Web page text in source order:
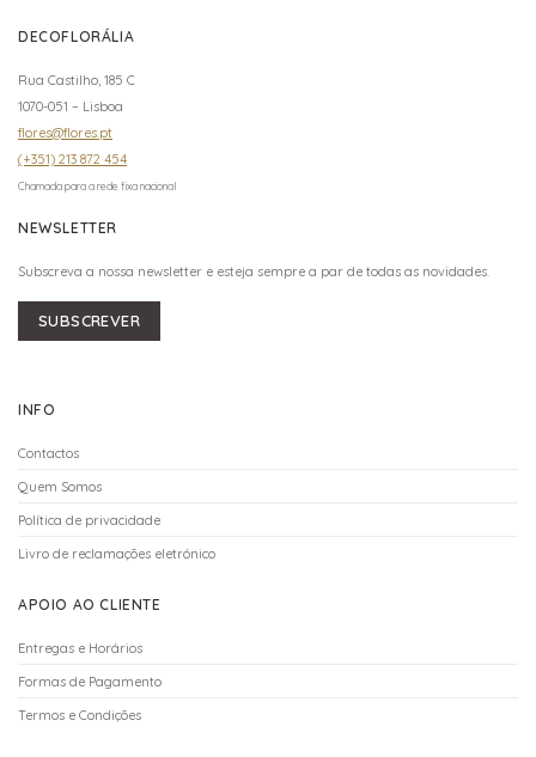
DECOFLORÁLIA
Rua Castilho, 185 C
1070-051 – Lisboa
flores@flores.pt
(+351) 213 872 454
Chamada para a rede fixa nacional
NEWSLETTER
Subscreva a nossa newsletter e esteja sempre a par de todas as novidades.
SUBSCREVER
INFO
Contactos
Quem Somos
Política de privacidade
Livro de reclamações eletrónico
APOIO AO CLIENTE
Entregas e Horários
Formas de Pagamento
Termos e Condições